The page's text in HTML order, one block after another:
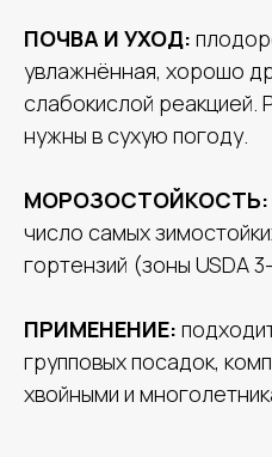
ПОЧВА И УХОД:
увлажнённая, хорошо
слабокислой реакцией.
нужны в сухую погоду.
МОРОЗОСТОЙКОСТЬ:
число самых
гортензий (зоны USDA
ПРИМЕНЕНИЕ:
групповых посадок,
хвойными и